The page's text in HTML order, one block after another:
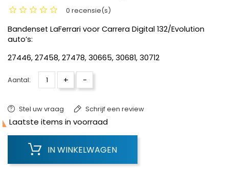
0 recensie(s)
Bandenset LaFerrari voor Carrera Digital 132/Evolution
auto’s:
27446, 27458, 27478, 30665, 30681, 30712
Aantal: + -
Stel uw vraag Schrijf een review
Laatste items in voorraad
IN WINKELWAGEN